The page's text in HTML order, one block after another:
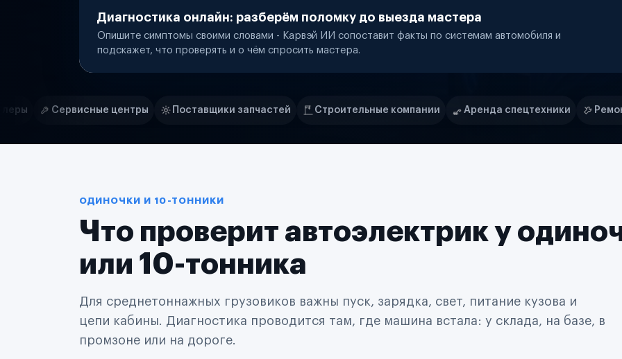
Диагностика онлайн: разберём поломку до выезда мастера
Опишите симптомы своими словами - Карвэй ИИ сопоставит факты по системам автомобиля и
подскажет, что проверять и о чём спросить мастера.
Нам доверяют
Поставщики запчастей Строительные компании Аренда спецтехники Ремонт спецтехники
Маркетплейсы
Логистические компании
Поставщики запчастей
Строительные компании
Ремонт спецтехники
Управляющие компании
Страховые компании
B2B-дистрибьюторы
ОДИНОЧКИ И 10-ТОННИКИ
Что проверит автоэлектрик у
или 10-тонника
Для среднетоннажных грузовиков важны пуск, зарядка, свет, питание кузова и
цепи кабины. Диагностика проводится там, где машина встала: у склада, на базе, в
промзоне или на дороге.